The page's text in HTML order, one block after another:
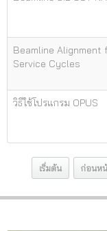
Beamline Alignment
Service Cycles
วิธีใช้โปรแกรม OPUS
เริ่มต้น ก่อนห